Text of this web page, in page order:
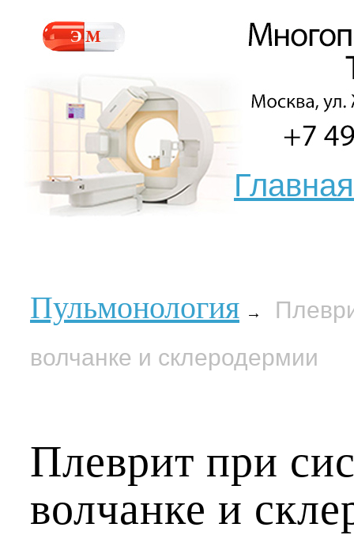
Главная
Пульмонология →
волчанке и склеродермии
Плеврит при
волчанке и